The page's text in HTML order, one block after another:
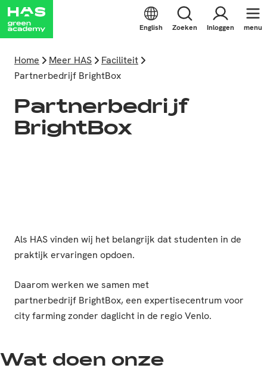
English Zoeken Inloggen menu
Home Meer HAS
Faciliteit
Partnerbedrijf BrightBox
Partnerbedrijf
BrightBox
Als HAS vinden wij het belangrijk dat studenten in de
praktijk ervaringen opdoen.
Daarom werken we samen met
partnerbedrijf BrightBox, een expertisecentrum voor
city farming zonder daglicht in de regio Venlo.
Wat doen onze